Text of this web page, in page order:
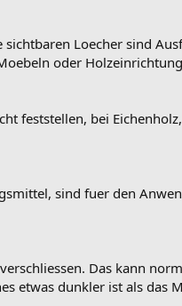
Loecher sind
oder
feststellen, bei
sind fuer den
Das kann
etwas dunkler ist als das